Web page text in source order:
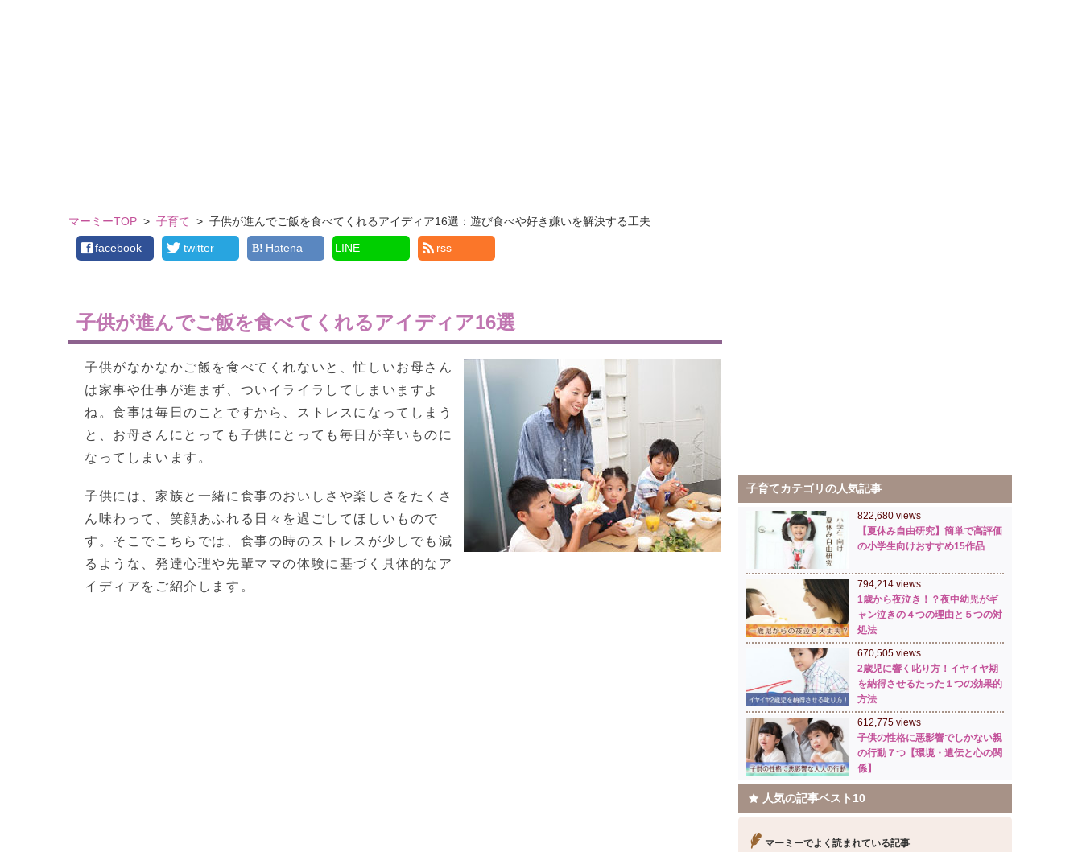
マーミーTOP > 子育て > 子供が進んでご飯を食べてくれるアイディア16選：遊び食べや好き嫌いを解決する工夫
facebook twitter Hatena LINE rss
子供が進んでご飯を食べてくれるアイディア16選
子供がなかなかご飯を食べてくれないと、忙しいお母さん
は家事や仕事が進まず、ついイライラしてしまいますよ
ね。食事は毎日のことですから、ストレスになってしまう
と、お母さんにとっても子供にとっても毎日が辛いものに
なってしまいます。
子供には、家族と一緒に食事のおいしさや楽しさをたくさ
ん味わって、笑顔あふれる日々を過ごしてほしいもので
す。そこでこちらでは、食事の時のストレスが少しでも減
るような、発達心理や先輩ママの体験に基づく具体的なア
イディアをご紹介します。
子育てカテゴリの人気記事
822,680 views
【夏休み自由研究】簡単で高評価
の小学生向けおすすめ15作品
794,214 views
1歳から夜泣き！？夜中幼児がギ
ャン泣きの４つの理由と５つの対
処法
670,505 views
2歳児に響く叱り方！イヤイヤ期
を納得させるたった１つの効果的
方法
612,775 views
子供の性格に悪影響でしかない親
の行動７つ【環境・遺伝と心の関
係】
人気の記事ベスト10
マーミーでよく読まれている記事